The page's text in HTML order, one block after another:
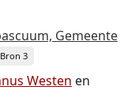
Gemeente
Bron 3
Westen en